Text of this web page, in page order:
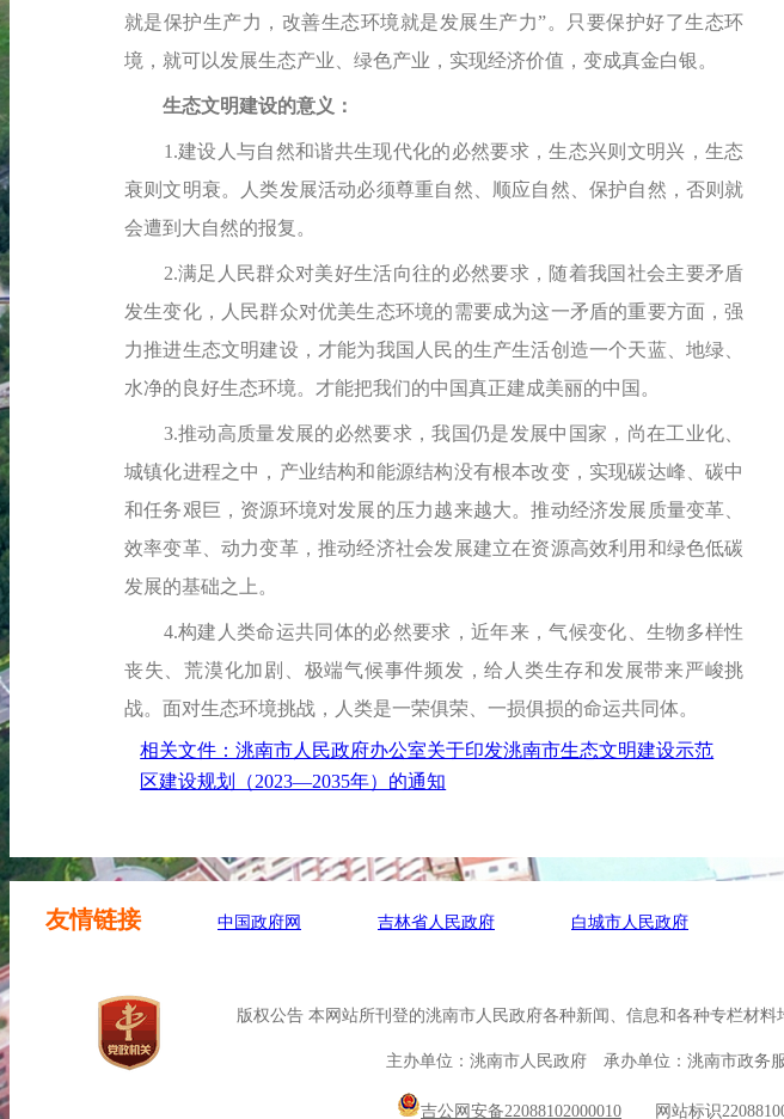
就是保护生产力，改善生态环境就是发展生产力”。只要保护好了生态环
境，就可以发展生态产业、绿色产业，实现经济价值，变成真金白银。
生态文明建设的意义：
1.建设人与自然和谐共生现代化的必然要求，生态兴则文明兴，生态
衰则文明衰。人类发展活动必须尊重自然、顺应自然、保护自然，否则就
会遭到大自然的报复。
2.满足人民群众对美好生活向往的必然要求，随着我国社会主要矛盾
发生变化，人民群众对优美生态环境的需要成为这一矛盾的重要方面，强
力推进生态文明建设，才能为我国人民的生产生活创造一个天蓝、地绿、
水净的良好生态环境。才能把我们的中国真正建成美丽的中国。
3.推动高质量发展的必然要求，我国仍是发展中国家，尚在工业化、
城镇化进程之中，产业结构和能源结构没有根本改变，实现碳达峰、碳中
和任务艰巨，资源环境对发展的压力越来越大。推动经济发展质量变革、
效率变革、动力变革，推动经济社会发展建立在资源高效利用和绿色低碳
发展的基础之上。
4.构建人类命运共同体的必然要求，近年来，气候变化、生物多样性
丧失、荒漠化加剧、极端气候事件频发，给人类生存和发展带来严峻挑
战。面对生态环境挑战，人类是一荣俱荣、一损俱损的命运共同体。
相关文件：洮南市人民政府办公室关于印发洮南市生态文明建设示范
区建设规划（2023—2035年）的通知
友情链接 中国政府网 吉林省人民政府 白城市人民政府
版权公告 本网站所刊登的洮南市人民政府各种新闻、信息和各种专栏材
主办单位：洮南市人民政府 承办单位：洮南市政务
吉公网安备22088102000010 网站标识